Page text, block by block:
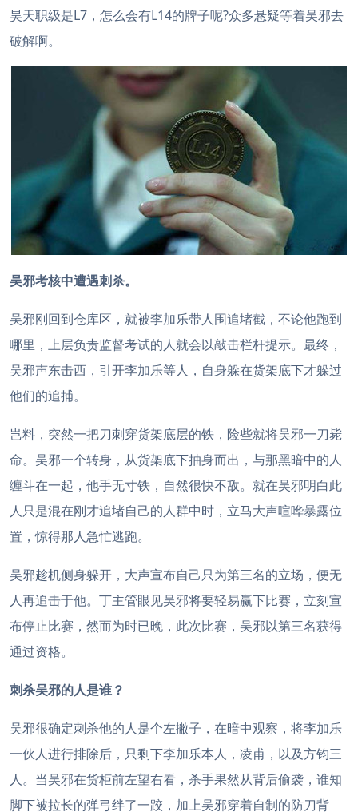
昊天职级是L7，怎么会有L14的牌子呢?众多悬疑等着吴邪去
破解啊。
吴邪考核中遭遇刺杀。
吴邪刚回到仓库区，就被李加乐带人围追堵截，不论他跑到
哪里，上层负责监督考试的人就会以敲击栏杆提示。最终，
吴邪声东击西，引开李加乐等人，自身躲在货架底下才躲过
他们的追捕。
岂料，突然一把刀刺穿货架底层的铁，险些就将吴邪一刀毙
命。吴邪一个转身，从货架底下抽身而出，与那黑暗中的人
缠斗在一起，他手无寸铁，自然很快不敌。就在吴邪明白此
人只是混在刚才追堵自己的人群中时，立马大声喧哗暴露位
置，惊得那人急忙逃跑。
吴邪趁机侧身躲开，大声宣布自己只为第三名的立场，便无
人再追击于他。丁主管眼见吴邪将要轻易赢下比赛，立刻宣
布停止比赛，然而为时已晚，此次比赛，吴邪以第三名获得
通过资格。
刺杀吴邪的人是谁？
吴邪很确定刺杀他的人是个左撇子，在暗中观察，将李加乐
一伙人进行排除后，只剩下李加乐本人，凌甫，以及方钧三
人。当吴邪在货柜前左望右看，杀手果然从背后偷袭，谁知
脚下被拉长的弹弓绊了一跤，加上吴邪穿着自制的防刀背